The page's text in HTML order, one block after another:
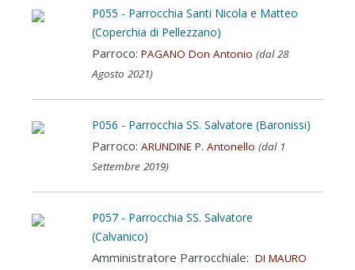
P055 - Parrocchia Santi Nicola e Matteo
(Coperchia di Pellezzano)
Parroco:PAGANO Don Antonio (dal 28
Agosto 2021)
P056 - Parrocchia SS. Salvatore (Baronissi)
Parroco:ARUNDINE P. Antonello (dal 1
Settembre 2019)
P057 - Parrocchia SS. Salvatore
(Calvanico)
Amministratore Parrocchiale: DI MAURO